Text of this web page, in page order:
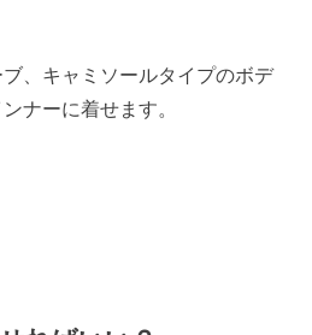
、キャミソールタイプのボデ
ナーに着せます。